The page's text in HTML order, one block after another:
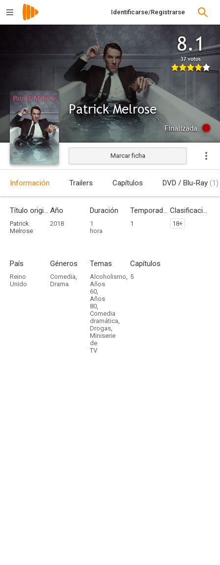
Identificarse/Registrarse
8.1
37 votos
Patrick Melrose
Finalizada
Marcar ficha
Información Trailers Capítulos DVD / Blu-Ray (1)
Título original
Patrick
Melrose
Año
2018
Duración
1
hora
Temporadas
1
Clasificación por edades
18+
País
Reino
Unido
Géneros
Comedia,
Drama
Temas
Alcoholismo,
Años
60,
Años
80,
Comedia
dramática,
Drogas,
Miniserie
de
TV
Capítulos
5